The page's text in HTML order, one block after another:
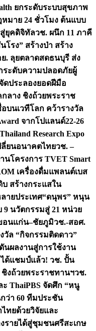
ยกระดับระบบสุขภาพ
มาย 24 ชั่วโมง ต้นแบบ
ยุคดิจิทัลวช. ผนึก 11 ภาคี
โรง” สร้างป่า สร้าง
. ลุยตลาดสดธนบุรี ส่ง
ระดับความปลอดภัยผู้
ดประลองยอดฝีมือ
ลาง ชิงถ้วยพระราช
บนเวทีโลก คว้ารางวัล
จากโปแลนด์22-26
Research Expo
ลี่ยนอนาคตไทยวช. –
โครงการ TVET Smart
เครื่องดื่มแพลนต์เบส
สร้างกระแสใน
ายประเทศ“ดนุพร” หนุน
9 นวัตกรรมสู่ 21 หน่วย
อนแก่น–ชัยภูมิวช.-สอศ.
ล “กิจกรรมติดดาว”
ดันผลงานสู่การใช้งาน
ได้แชมป์แล้ว! วช. ปั้น
งถ้วยพระราชทานฯวช.
ThaiPBS จัดศึก “หนู
กว่า 60 ทีมประชัน
ทยด้วยวิจัยและ
รายได้สู่ชุมชนศรีสะเกษ